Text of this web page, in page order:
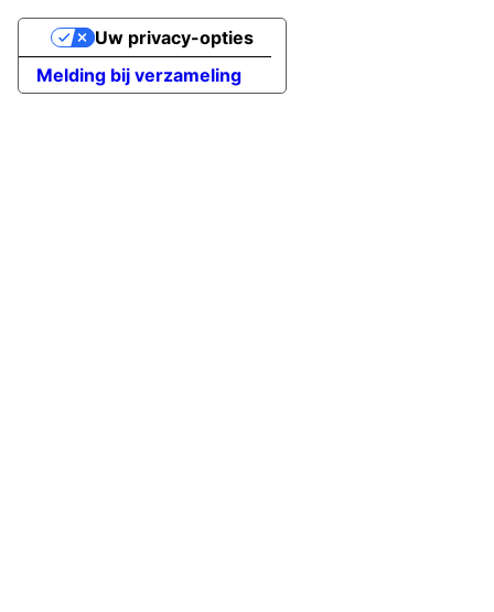
Melding bij verzameling
Uw privacy-opties